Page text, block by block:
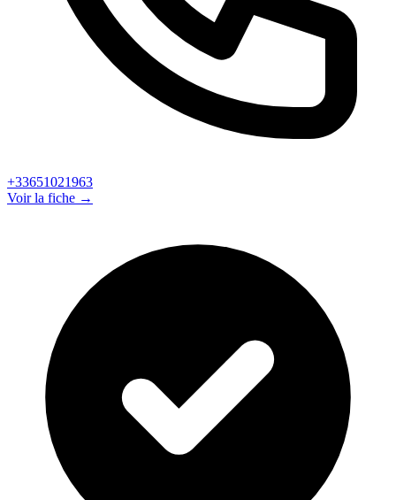
+33651021963
Voir la fiche →